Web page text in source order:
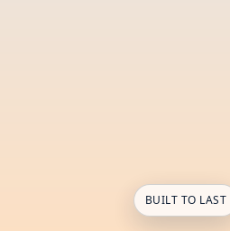
BUILT TO LAST